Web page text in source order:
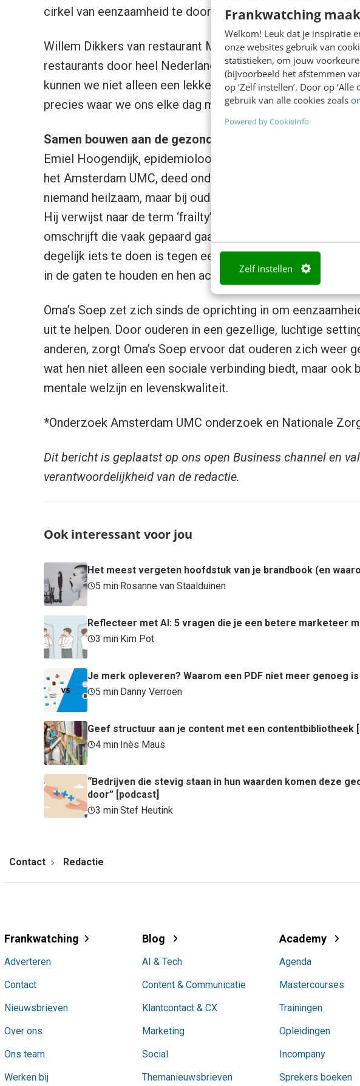
Frankwatching
Welkom! Leuk dat je inspiratie
onze websites gebruik van
statistieken, om jouw
(bijvoorbeeld het afstemmen
op ‘Zelf instellen’. Door op
gebruik van alle cookies zoals
Powered by CookieInfo
Zelf instellen
cirkel van eenzaamheid te doorbreken.”
Willem Dikkers van restaurant Morgan&Mees: ”We zijn
restaurants door heel Nederland deze actie met Oma’s
kunnen we niet alleen een lekkere maaltijd delen, maar
precies waar we ons elke dag met hart en ziel voor
Samen bouwen aan de gezondheid van ouderen
Emiel Hoogendijk, epidemioloog gespecialiseerd in de
het Amsterdam UMC, deed onderzoek* naar eenzaamheid:
niemand heilzaam, maar bij ouderen is het aantoonbaar
Hij verwijst naar de term ‘frailty’, die de lichamelijke
omschrijft die vaak gepaard gaat met sociale isolatie.
degelijk iets te doen is tegen eenzaamheid: “Er moet een
in de gaten te houden en hen actief te verbinden.”
Oma’s Soep zet zich sinds de oprichting in om
uit te helpen. Door ouderen in een gezellige, luchtige
anderen, zorgt Oma’s Soep ervoor dat ouderen zich weer
wat hen niet alleen een sociale verbinding biedt, maar ook
mentale welzijn en levenskwaliteit.
*Onderzoek Amsterdam UMC onderzoek en Nationale
Dit bericht is geplaatst op ons open Business channel en
verantwoordelijkheid van de redactie.
Ook interessant voor jou
Het meest vergeten hoofdstuk van je brandbook (en
5 min·Rosanne van Staalduinen
Reflecteer met AI: 5 vragen die je een betere marketeer
3 min·Kim Pot
Je merk opleveren? Waarom een PDF niet meer genoeg is
5 min·Danny Verroen
Geef structuur aan je content met een contentbibliotheek
4 min·Inès Maus
“Bedrijven die stevig staan in hun waarden komen deze
door” [podcast]
3 min·Stef Heutink
Contact Redactie
Frankwatching
Adverteren
Contact
Nieuwsbrieven
Over ons
Ons team
Werken bij
Blog
AI & Tech
Content & Communicatie
Klantcontact & CX
Marketing
Social
Themanieuwsbrieven
Academy
Agenda
Mastercourses
Trainingen
Opleidingen
Incompany
Sprekers boeken